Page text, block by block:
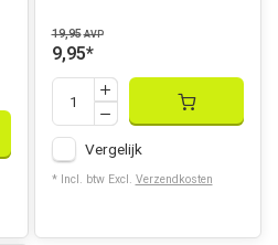
19,95 AVP
9,95*
Vergelijk
* Incl. btw Excl. Verzendkosten